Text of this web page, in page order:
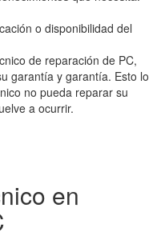
o disponibilidad del
de reparación de PC,
garantía y garantía. Esto lo
no pueda reparar su
a ocurrir.
en